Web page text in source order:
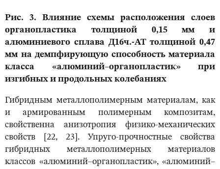
Рис. 3. Влияние схемы расположения слоев
органопластика толщиной 0,15 мм и
алюминиевого сплава Д16ч.-АТ толщиной 0,47
мм на демпфирующую способность материала
класса «алюминий–органопластик» при
изгибных и продольных колебаниях
Гибридным металлополимерным материалам, как
и армированным полимерным композитам,
свойственна анизотропия физико-механических
свойств [22, 23]. Упруго-прочностные свойства
гибридных металлополимерных материалов
классов «алюминий–органопластик», «алюминий–